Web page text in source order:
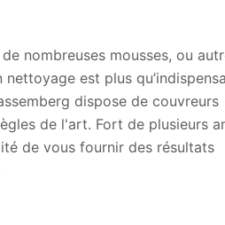
nombreuses mousses, ou
est plus
dispose de couvreurs
de l'art. Fort de plusieurs
de vous fournir des résultats